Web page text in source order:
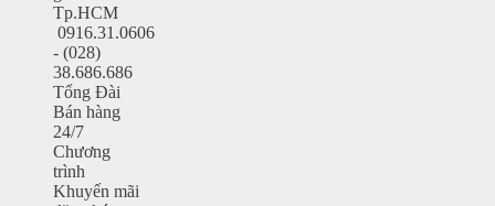
Tp.HCM
0916.31.0606
- (028)
38.686.686
Tổng Đài
Bán hàng
24/7
Chương
trình
Khuyến mãi